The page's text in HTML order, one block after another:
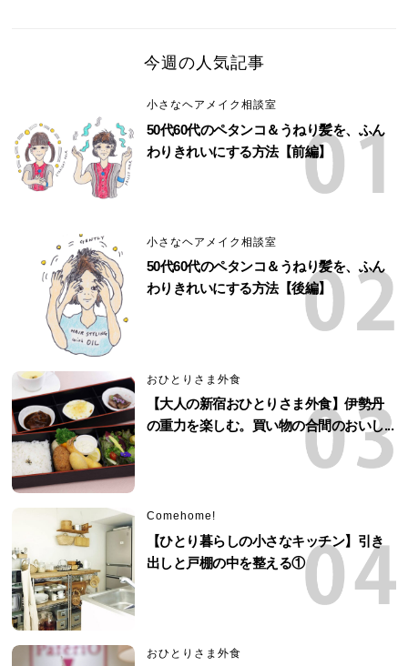
今週の人気記事
小さなヘアメイク相談室
50代60代のペタンコ＆うねり髪を、ふん
わりきれいにする方法【前編】
小さなヘアメイク相談室
50代60代のペタンコ＆うねり髪を、ふん
わりきれいにする方法【後編】
おひとりさま外食
【大人の新宿おひとりさま外食】伊勢丹
の重力を楽しむ。買い物の合間のおいし...
Comehome!
【ひとり暮らしの小さなキッチン】引き
出しと戸棚の中を整える①
おひとりさま外食